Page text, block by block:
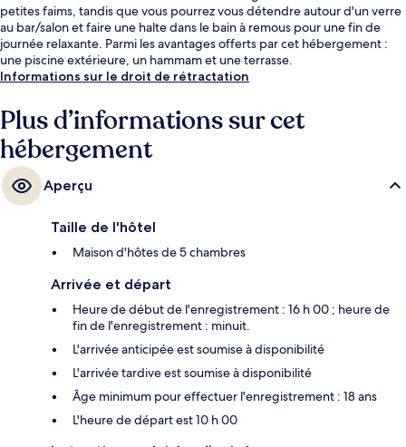
petites faims, tandis que vous pourrez vous détendre autour d'un verre
au bar/salon et faire une halte dans le bain à remous pour une fin de
journée relaxante. Parmi les avantages offerts par cet hébergement :
une piscine extérieure, un hammam et une terrasse.
Informations sur le droit de rétractation
Plus d’informations sur cet
hébergement
Aperçu
Taille de l'hôtel
Maison d'hôtes de 5 chambres
Arrivée et départ
Heure de début de l'enregistrement : 16 h 00 ; heure de
fin de l'enregistrement : minuit.
L'arrivée anticipée est soumise à disponibilité
L'arrivée tardive est soumise à disponibilité
Âge minimum pour effectuer l'enregistrement : 18 ans
L'heure de départ est 10 h 00